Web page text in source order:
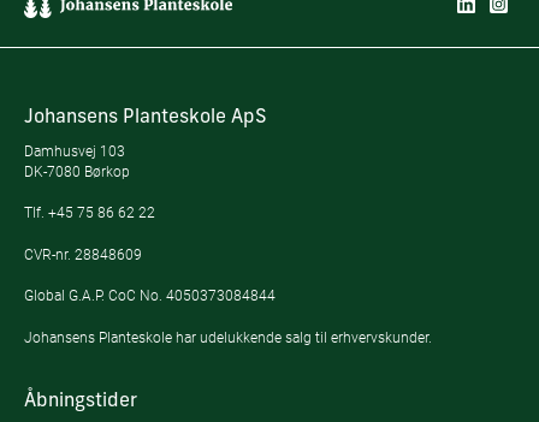
Johansens Planteskole ApS
Damhusvej 103
DK-7080 Børkop
Tlf. +45 75 86 62 22
CVR-nr. 28848609
Global G.A.P. CoC No. 4050373084844
Johansens Planteskole har udelukkende salg til erhvervskunder.
Åbningstider